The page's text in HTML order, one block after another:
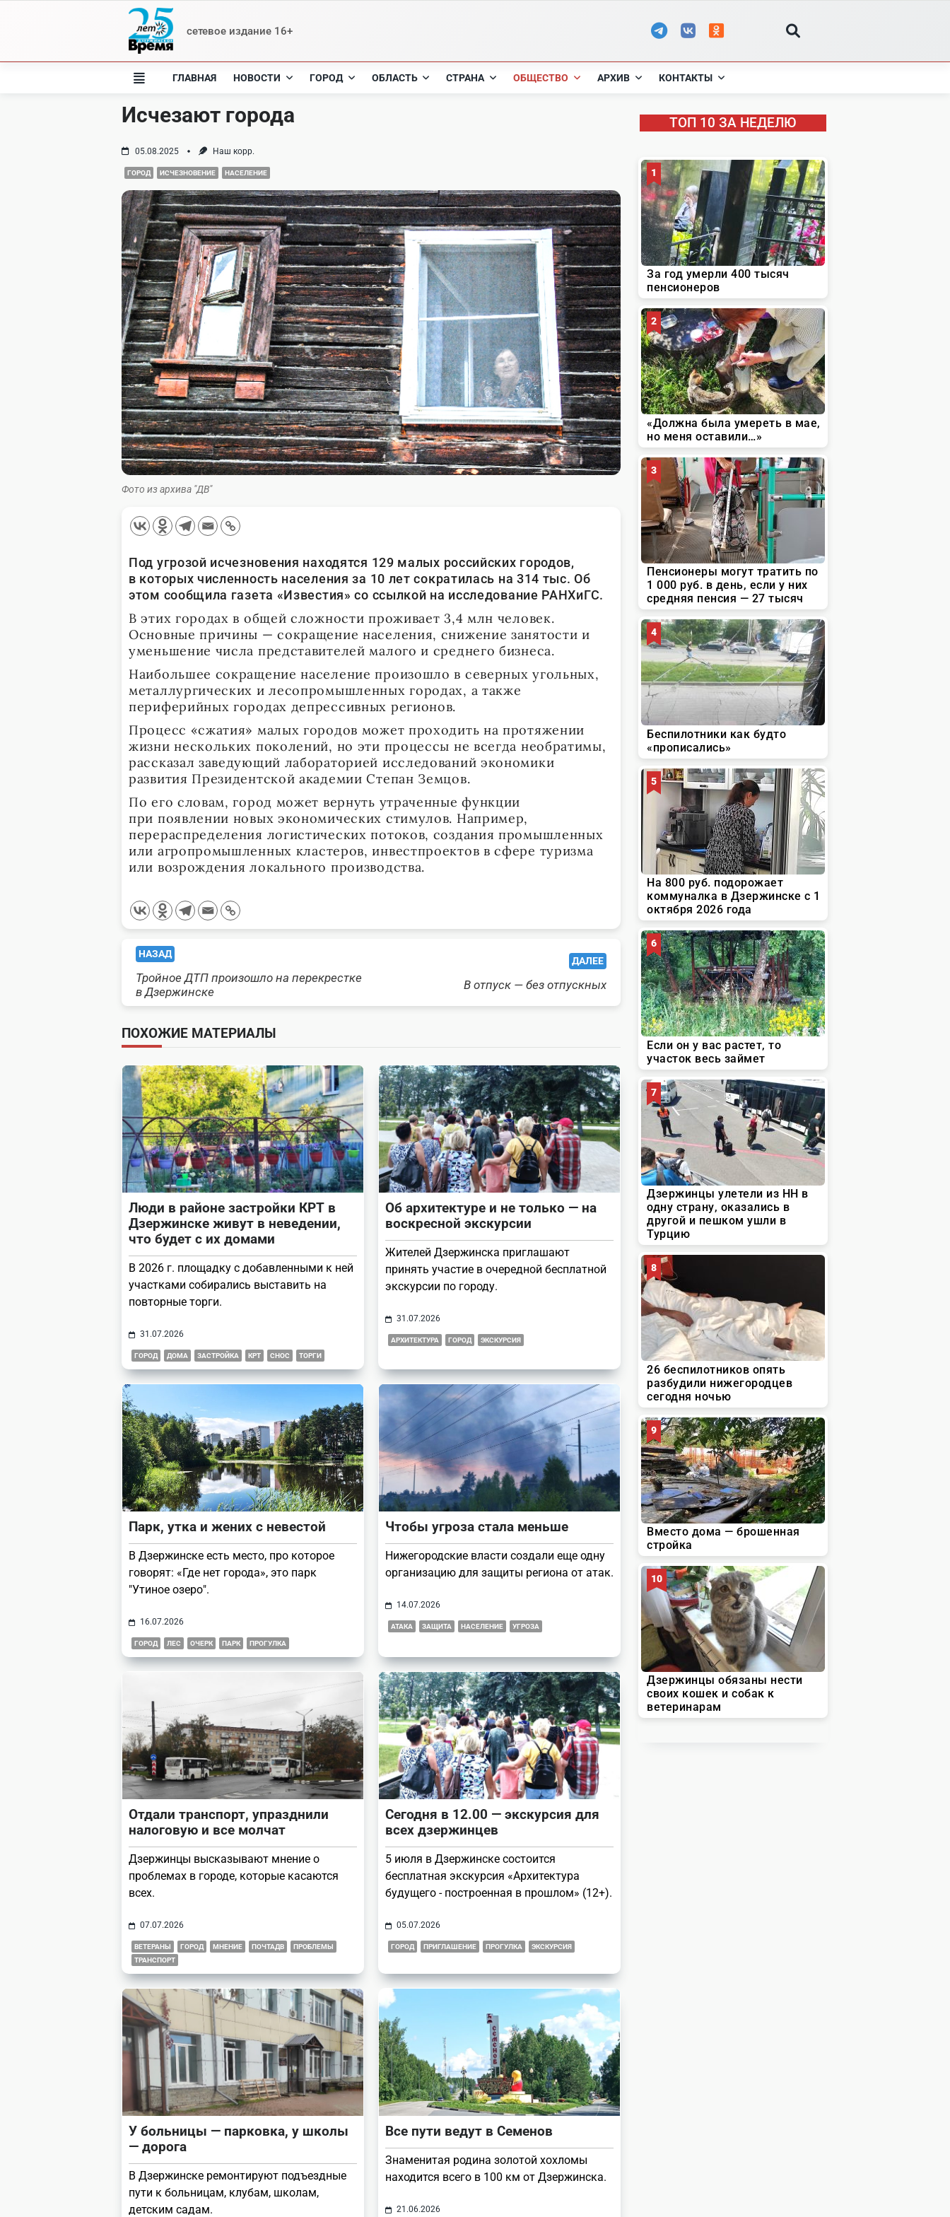
сетевое издание 16+
ГЛАВНАЯ НОВОСТИ ГОРОД ОБЛАСТЬ СТРАНА ОБЩЕСТВО АРХИВ КОНТАКТЫ
Исчезают города
05.08.2025 Наш корр.
ГОРОД ИСЧЕЗНОВЕНИЕ НАСЕЛЕНИЕ
Фото из архива "ДВ"
Под угрозой исчезновения находятся 129 малых российских городов,
в которых численность населения за 10 лет сократилась на 314 тыс. Об
этом сообщила газета «Известия» со ссылкой на исследование РАНХиГС.
В этих городах в общей сложности проживает 3,4 млн человек.
Основные причины — сокращение населения, снижение занятости и
уменьшение числа представителей малого и среднего бизнеса.
Наибольшее сокращение население произошло в северных угольных,
металлургических и лесопромышленных городах, а также
периферийных городах депрессивных регионов.
Процесс «сжатия» малых городов может проходить на протяжении
жизни нескольких поколений, но эти процессы не всегда необратимы,
рассказал заведующий лабораторией исследований экономики
развития Президентской академии Степан Земцов.
По его словам, город может вернуть утраченные функции
при появлении новых экономических стимулов. Например,
перераспределения логистических потоков, создания промышленных
или агропромышленных кластеров, инвестпроектов в сфере туризма
или возрождения локального производства.
<span
class="nav-
screen-
reader-
text">Page</span>
НАЗАД
Тройное ДТП произошло на перекрестке
в Дзержинске
ДАЛЕЕ
В отпуск — без отпускных
ПОХОЖИЕ МАТЕРИАЛЫ
Люди в районе застройки КРТ в
Дзержинске живут в неведении,
что будет с их домами
В 2026 г. площадку с добавленными к ней
участками собирались выставить на
повторные торги.
31.07.2026
ГОРОД ДОМА ЗАСТРОЙКА КРТ СНОС ТОРГИ
Об архитектуре и не только — на
воскресной экскурсии
Жителей Дзержинска приглашают
принять участие в очередной бесплатной
экскурсии по городу.
31.07.2026
АРХИТЕКТУРА ГОРОД ЭКСКУРСИЯ
Парк, утка и жених с невестой
В Дзержинске есть место, про которое
говорят: «Где нет города», это парк
"Утиное озеро".
16.07.2026
ГОРОД ЛЕС ОЧЕРК ПАРК ПРОГУЛКА
Чтобы угроза стала меньше
Нижегородские власти создали еще одну
организацию для защиты региона от атак.
14.07.2026
АТАКА ЗАЩИТА НАСЕЛЕНИЕ УГРОЗА
Отдали транспорт, упразднили
налоговую и все молчат
Дзержинцы высказывают мнение о
проблемах в городе, которые касаются
всех.
07.07.2026
ВЕТЕРАНЫ ГОРОД МНЕНИЕ ПОЧТАДВ
ПРОБЛЕМЫ
ТРАНСПОРТ
Сегодня в 12.00 — экскурсия для
всех дзержинцев
5 июля в Дзержинске состоится
бесплатная экскурсия «Архитектура
будущего - построенная в прошлом» (12+).
05.07.2026
ГОРОД ПРИГЛАШЕНИЕ ПРОГУЛКА ЭКСКУРСИЯ
У больницы — парковка, у школы
— дорога
В Дзержинске ремонтируют подъездные
пути к больницам, клубам, школам,
детским садам.
Все пути ведут в Семенов
Знаменитая родина золотой хохломы
находится всего в 100 км от Дзержинска.
21.06.2026
ТОП 10 ЗА НЕДЕЛЮ